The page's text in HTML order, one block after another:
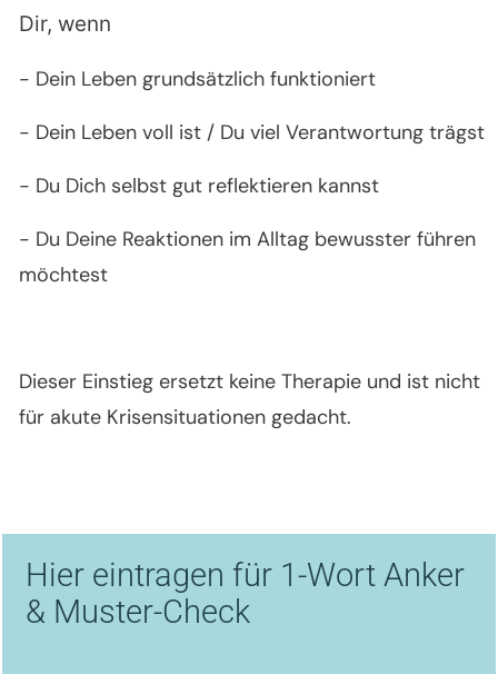
Dir, wenn
- Dein Leben grundsätzlich funktioniert
- Dein Leben voll ist / Du viel Verantwortung trägst
- Du Dich selbst gut reflektieren kannst
- Du Deine Reaktionen im Alltag bewusster führen
möchtest
Dieser Einstieg ersetzt keine Therapie und ist nicht
für akute Krisensituationen gedacht.
Hier eintragen für 1-Wort Anker
& Muster-Check